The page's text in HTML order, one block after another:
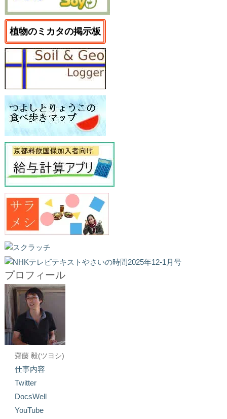
植物のミカタの掲示板
プロフィール
齋藤 毅(ツヨシ)
仕事内容
Twitter
DocsWell
YouTube